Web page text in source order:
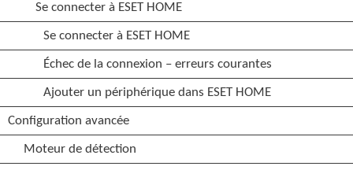
Se connecter à ESET HOME
Se connecter à ESET HOME
Échec de la connexion – erreurs courantes
Ajouter un périphérique dans ESET HOME
Configuration avancée
Moteur de détection